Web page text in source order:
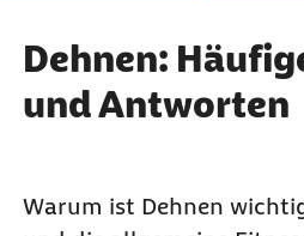
Dehnen:
und Antworten
Warum ist Dehnen